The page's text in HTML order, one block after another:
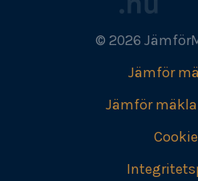
© 2026
Jämför
Jämför